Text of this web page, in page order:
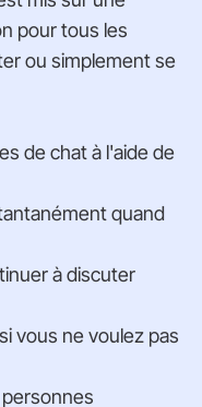
pour tous les
ou simplement se
de chat à l'aide de
quand
à discuter
vous ne voulez pas